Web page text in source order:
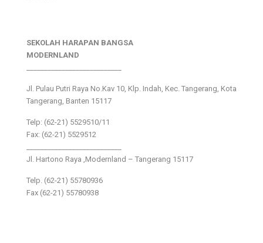
SEKOLAH HARAPAN BANGSA
MODERNLAND
Jl. Pulau Putri Raya No.Kav 10, Klp. Indah, Kec. Tangerang, Kota
Tangerang, Banten 15117
Telp: (62-21) 5529510/11
Fax: (62-21) 5529512
Jl. Hartono Raya ,Modernland – Tangerang 15117
Telp. (62-21) 55780936
Fax (62-21) 55780938